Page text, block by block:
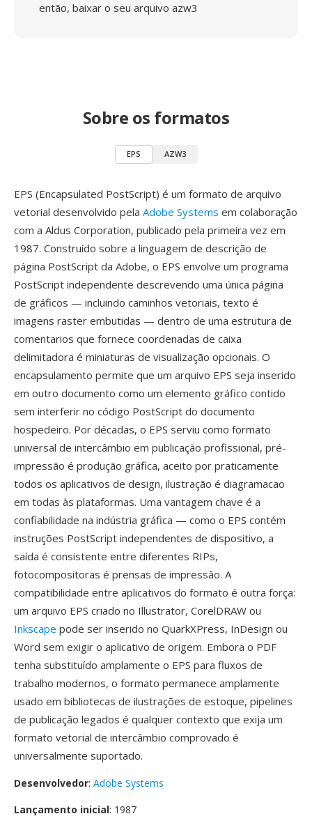
então, baixar o seu arquivo azw3
Sobre os formatos
EPS AZW3
EPS (Encapsulated PostScript) é um formato de arquivo
vetorial desenvolvido pela Adobe Systems em colaboração
com a Aldus Corporation, publicado pela primeira vez em
1987. Construído sobre a linguagem de descrição de
página PostScript da Adobe, o EPS envolve um programa
PostScript independente descrevendo uma única página
de gráficos — incluindo caminhos vetoriais, texto é
imagens raster embutidas — dentro de uma estrutura de
comentarios que fornece coordenadas de caixa
delimitadora é miniaturas de visualização opcionais. O
encapsulamento permite que um arquivo EPS seja inserido
em outro documento como um elemento gráfico contido
sem interferir no código PostScript do documento
hospedeiro. Por décadas, o EPS serviu como formato
universal de intercâmbio em publicação profissional, pré-
impressão é produção gráfica, aceito por praticamente
todos os aplicativos de design, ilustração é diagramacao
em todas às plataformas. Uma vantagem chave é a
confiabilidade na indústria gráfica — como o EPS contém
instruções PostScript independentes de dispositivo, a
saída é consistente entre diferentes RIPs,
fotocompositoras é prensas de impressão. A
compatibilidade entre aplicativos do formato é outra força:
um arquivo EPS criado no Illustrator, CorelDRAW ou
Inkscape pode ser inserido no QuarkXPress, InDesign ou
Word sem exigir o aplicativo de origem. Embora o PDF
tenha substituído amplamente o EPS para fluxos de
trabalho modernos, o formato permanece amplamente
usado em bibliotecas de ilustrações de estoque, pipelines
de publicação legados é qualquer contexto que exija um
formato vetorial de intercâmbio comprovado é
universalmente suportado.
Desenvolvedor: Adobe Systems
Lançamento inicial: 1987